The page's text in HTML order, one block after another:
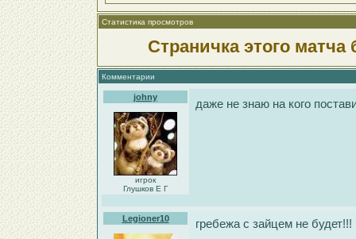
Статистика просмотров
Страничка этого матча
Комментарии
johny
игрок
Глушков Е Г
даже не знаю на кого
Legioner10 гребежа с зайцем не